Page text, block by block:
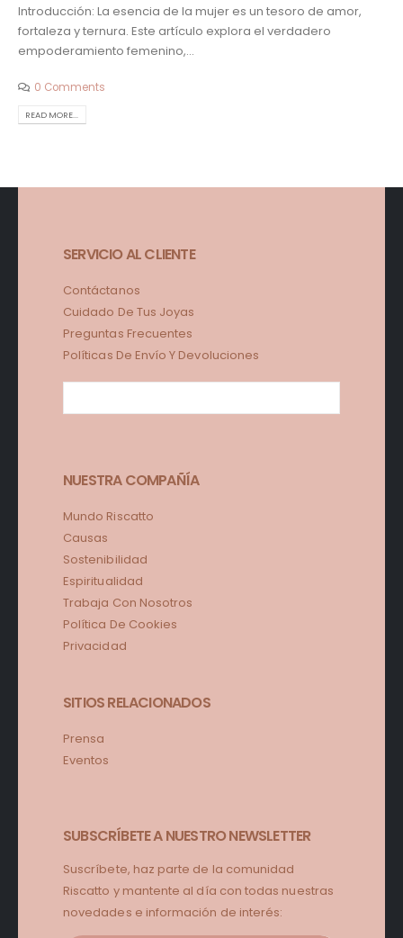
Introducción: La esencia de la mujer es un tesoro de amor,
fortaleza y ternura. Este artículo explora el verdadero
empoderamiento femenino,...
0 Comments
READ MORE...
SERVICIO AL CLIENTE
Contáctanos
Cuidado De Tus Joyas
Preguntas Frecuentes
Políticas De Envío Y Devoluciones
NUESTRA COMPAÑÍA
Mundo Riscatto
Causas
Sostenibilidad
Espiritualidad
Trabaja Con Nosotros
Política De Cookies
Privacidad
SITIOS RELACIONADOS
Prensa
Eventos
SUBSCRÍBETE A NUESTRO NEWSLETTER
Suscríbete, haz parte de la comunidad
Riscatto y mantente al día con todas nuestras
novedades e información de interés: